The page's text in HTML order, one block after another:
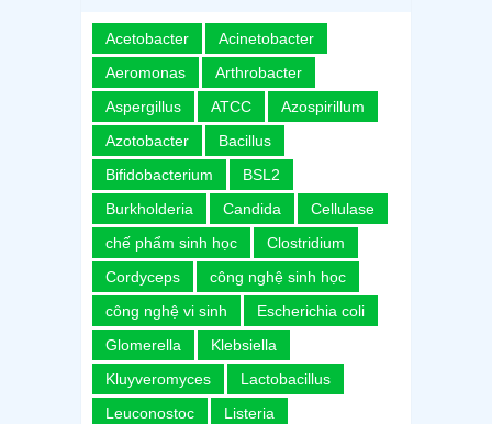
Acetobacter
Acinetobacter
Aeromonas
Arthrobacter
Aspergillus
ATCC
Azospirillum
Azotobacter
Bacillus
Bifidobacterium
BSL2
Burkholderia
Candida
Cellulase
chế phẩm sinh học
Clostridium
Cordyceps
công nghệ sinh học
công nghệ vi sinh
Escherichia coli
Glomerella
Klebsiella
Kluyveromyces
Lactobacillus
Leuconostoc
Listeria